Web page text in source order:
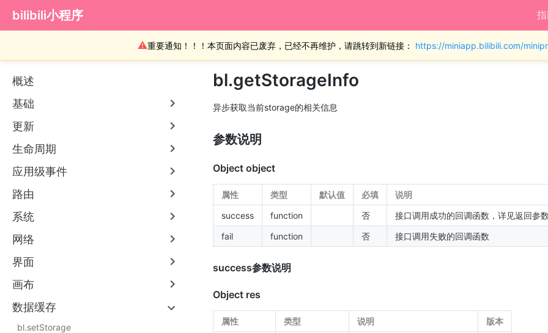
bilibili小程序
⚠重要通知！！！本页面内容已废弃，已经不再维护，请跳转到新链接： https://miniapp.bilibili.com/
概述
基础
更新
生命周期
应用级事件
路由
系统
网络
界面
画布
数据缓存
bl.setStorage
bl.getStorageInfo
异步获取当前storage的相关信息
参数说明
Object object
属性 类型 默认值 必填 说明
success
function 否
接口调用成功的回调函数，详见返回参
fail
function 否 接口调用失败的回调函数
success参数说明
Object res
属性 类型 说明
版本